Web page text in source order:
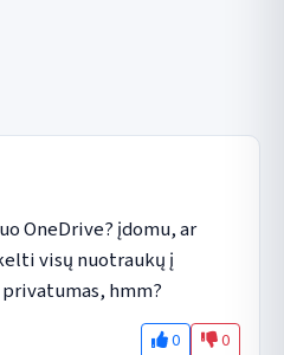
OneDrive? įdomu, ar
visų nuotraukų į
hmm?
0 0